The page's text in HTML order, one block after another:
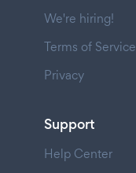
We're hiring!
Terms of Service
Privacy
Support
Help Center